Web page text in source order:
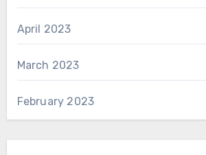
April 2023
March 2023
February 2023